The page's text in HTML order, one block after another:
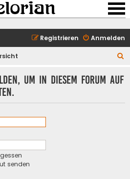
Anmelden
Registrieren
um in diesem Forum auf
senden